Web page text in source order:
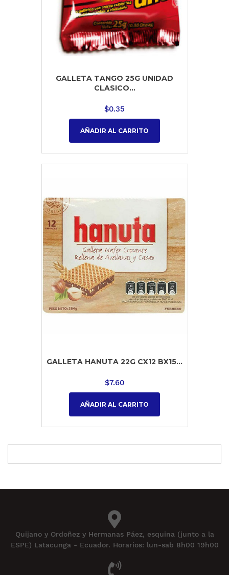
GALLETA TANGO 25G UNIDAD
CLASICO...
$0.35
AÑADIR AL CARRITO
GALLETA HANUTA 22G CX12 BX15...
$7.60
AÑADIR AL CARRITO
Quijano y Ordoñez y Hermanas Páez, esquina (junto a la
ESPE) Latacunga - Ecuador. Horarios: lun-sab 8h00 19h00